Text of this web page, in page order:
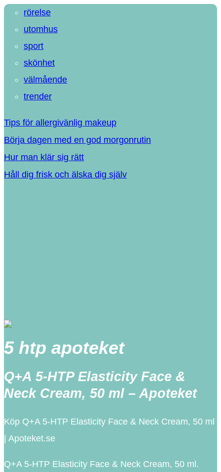
rörelse
utomhus
sport
skönhet
välmående
trender
Tips för allergivänlig makeup
Börja dagen med en god morgonrutin
Hur man klär sig rätt
Håll dig frisk och älska dig själv
5 htp apoteket
Q+A 5-HTP Elasticity Face &
Neck Cream, 50 ml – Apoteket
Köp Q+A 5-HTP Elasticity Face & Neck Cream, 50 ml
| Apoteket.se
Q+A 5-HTP Elasticity Face & Neck Cream, 50 ml.